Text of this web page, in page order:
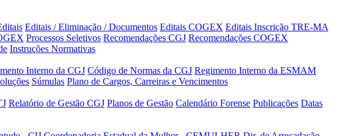
Editais / Eliminação / Documentos Editais COGEX Editais Inscrição TRE-MA
Processos Seletivos Recomendações CGJ Recomendações COGEX
Instruções Normativas
Interno da CGJ Código de Normas da CGJ Regimento Interno da ESMAM
Súmulas Plano de Cargos, Carreiras e Vencimentos
Relatório de Gestão CGJ Planos de Gestão Calendário Forense Publicações Datas